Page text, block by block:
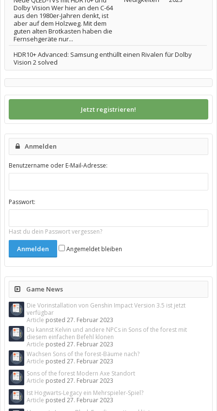
Dolby Vision Wer hier an den C-64
aus den 1980er-Jahren denkt, ist
aber auf dem Holzweg. Mit dem
guten alten Brotkasten haben die
Fernsehgeräte nur...
HDR10+ Advanced: Samsung enthüllt einen Rivalen für Dolby
Vision 2 solved
Jetzt registrieren!
Anmelden
Benutzername oder E-Mail-Adresse:
Passwort:
Hast du dein Passwort vergessen?
Angemeldet bleiben
Game News
Die Vorinstallation von Genshin Impact Version 3.5 ist jetzt
verfügbar
Article posted 27. Februar 2023
Du kannst Kelvin und andere NPCs in Sons of the forest mit
diesem einfachen Befehl klonen
Article posted 27. Februar 2023
Wachsen Sons of the forest-Bäume nach?
Article posted 27. Februar 2023
Sons of the forest Modern Axe Standort
Article posted 27. Februar 2023
Ist Hogwarts-Legacy ein Mehrspieler-Spiel?
Article posted 27. Februar 2023